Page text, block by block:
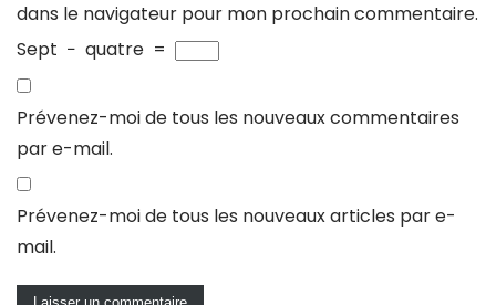
dans le navigateur pour mon prochain commentaire.
Sept − quatre =
Prévenez-moi de tous les nouveaux commentaires
par e-mail.
Prévenez-moi de tous les nouveaux articles par e-
mail.